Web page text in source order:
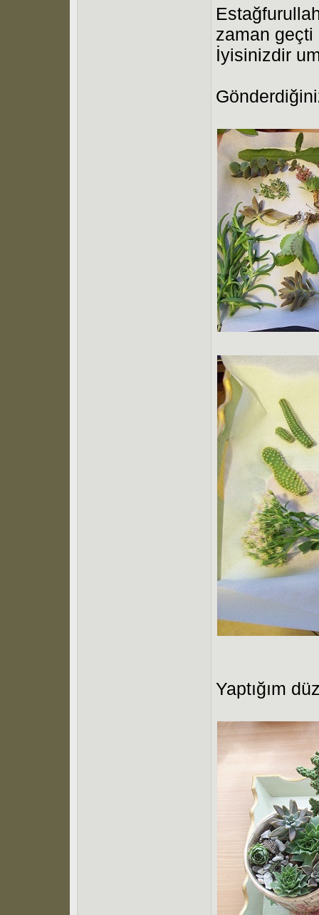
zaman geçti
İyisinizdir
Yaptığım